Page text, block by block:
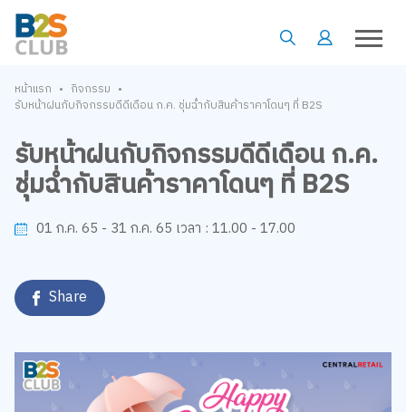
หน้าแรก • กิจกรรม •
รับหน้าฝนกับกิจกรรมดีดีเดือน ก.ค. ชุ่มฉ่ำกับสินค้าราคาโดนๆ ที่ B2S
รับหน้าฝนกับกิจกรรมดีดีเดือน ก.ค.
ชุ่มฉ่ำกับสินค้าราคาโดนๆ ที่ B2S
01 ก.ค. 65 - 31 ก.ค. 65 เวลา : 11.00 - 17.00
Share